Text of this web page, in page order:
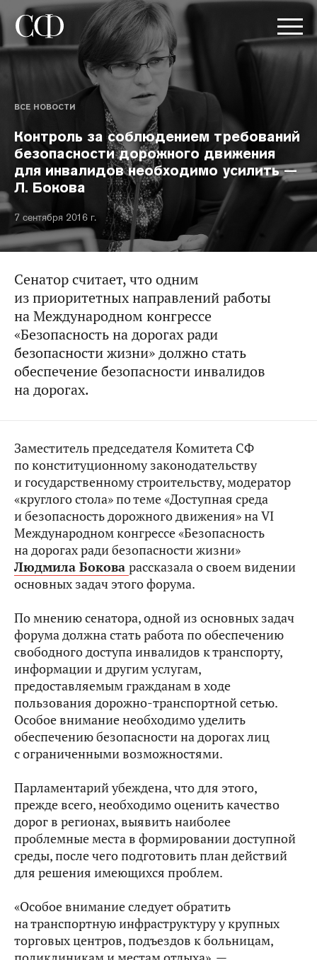
ВСЕ НОВОСТИ
Контроль за соблюдением требований
безопасности дорожного движения
для инвалидов необходимо усилить —
Л. Бокова
7 сентября 2016 г.
Сенатор считает, что одним
из приоритетных направлений работы
на Международном конгрессе
«Безопасность на дорогах ради
безопасности жизни» должно стать
обеспечение безопасности инвалидов
на дорогах.
Заместитель председателя Комитета СФ
по конституционному законодательству
и государственному строительству, модератор
«круглого стола» по теме «Доступная среда
и безопасность дорожного движения» на VI
Международном конгрессе «Безопасность
на дорогах ради безопасности жизни»
Людмила Бокова рассказала о своем видении
основных задач этого форума.
По мнению сенатора, одной из основных задач
форума должна стать работа по обеспечению
свободного доступа инвалидов к транспорту,
информации и другим услугам,
предоставляемым гражданам в ходе
пользования дорожно-транспортной сетью.
Особое внимание необходимо уделить
обеспечению безопасности на дорогах лиц
с ограниченными возможностями.
Парламентарий убеждена, что для этого,
прежде всего, необходимо оценить качество
дорог в регионах, выявить наиболее
проблемные места в формировании доступной
среды, после чего подготовить план действий
для решения имеющихся проблем.
«Особое внимание следует обратить
на транспортную инфраструктуру у крупных
торговых центров, подъездов к больницам,